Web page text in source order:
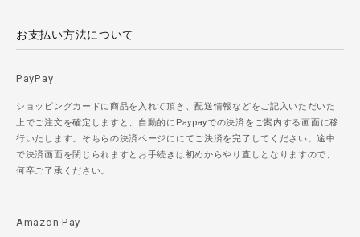
お支払い方法について
PayPay
ショッピングカードに商品を入れて頂き、配送情報などをご記入いただいた
上でご注文を確定しますと、自動的にPaypayでの決済をご案内する画面に移
行いたします。そちらの決済ページににてご決済を完了してください。途中
で決済画面を閉じられますとお手続きは初めからやり直しとなりますので、
何卒ご了承ください。
Amazon Pay